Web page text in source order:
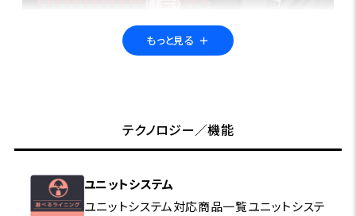
ユニットシステムとは？
専用ファスナーでアウターとインナーを連結し、一体化
できるシステム。 気温やアクティビティ・シーンに応じて
自由に組み合わせることができます。
もっと見る ＋
テクノロジー／機能
ユニットシステム
ユニットシステム対応商品一覧ユニットシステ